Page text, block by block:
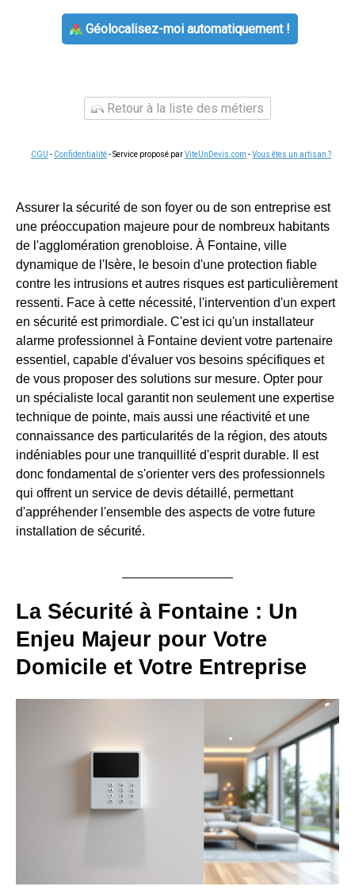
Géolocalisez-moi automatiquement !
Retour à la liste des métiers
CGU - Confidentialité- Service proposé parViteUnDevis.com -Vous êtes un artisan ?
Assurer la sécurité de son foyer ou de son entreprise est
une préoccupation majeure pour de nombreux habitants
de l'agglomération grenobloise. À Fontaine, ville
dynamique de l'Isère, le besoin d'une protection fiable
contre les intrusions et autres risques est particulièrement
ressenti. Face à cette nécessité, l'intervention d'un expert
en sécurité est primordiale. C'est ici qu'un installateur
alarme professionnel à Fontaine devient votre partenaire
essentiel, capable d'évaluer vos besoins spécifiques et
de vous proposer des solutions sur mesure. Opter pour
un spécialiste local garantit non seulement une expertise
technique de pointe, mais aussi une réactivité et une
connaissance des particularités de la région, des atouts
indéniables pour une tranquillité d'esprit durable. Il est
donc fondamental de s'orienter vers des professionnels
qui offrent un service de devis détaillé, permettant
d'appréhender l'ensemble des aspects de votre future
installation de sécurité.
La Sécurité à Fontaine : Un
Enjeu Majeur pour Votre
Domicile et Votre Entreprise